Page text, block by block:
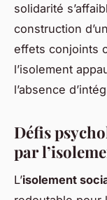
solidarité
construction
effets conjoints
l’isolement
l’absence
Défis
par
L’isolement